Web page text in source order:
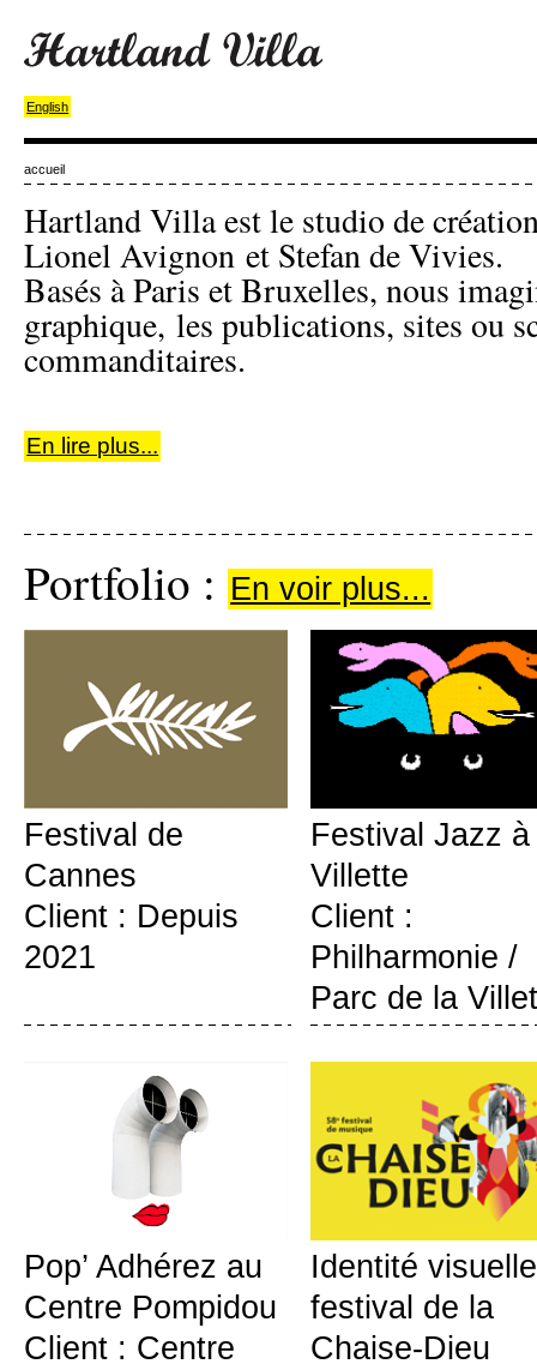
English
accueil
Hartland Villa est le studio de
Lionel Avignon et Stefan de Vivies.
Basés à Paris et Bruxelles, nous
graphique, les publications, sites ou
commanditaires.
En lire plus...
Portfolio : En voir plus...
Festival de
Cannes
Client : Depuis
2021
Festival Jazz à
Villette
Client :
Philharmonie /
Parc de la
Pop’ Adhérez au
Centre Pompidou
Client : Centre
Identité visuelle
festival de la
Chaise-Dieu